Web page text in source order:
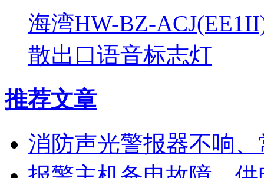
海湾HW-BZ-
散出口语音标志灯
推荐文章
消防声光警报器不响